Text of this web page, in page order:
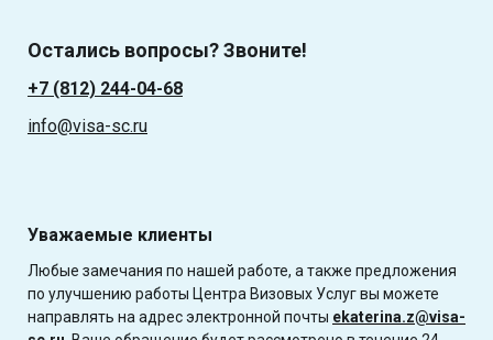
Остались вопросы? Звоните!
+7 (812) 244-04-68
info@visa-sc.ru
Уважаемые клиенты
Любые замечания по нашей работе, а также предложения
по улучшению работы Центра Визовых Услуг вы можете
направлять на адрес электронной почты ekaterina.z@visa-